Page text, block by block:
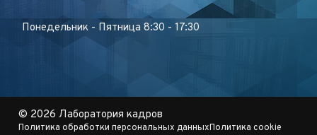
Понедельник - Пятница 8:30 - 17:30
© 2026 Лаборатория кадров
Политика обработки персональных данныхПолитика cookie